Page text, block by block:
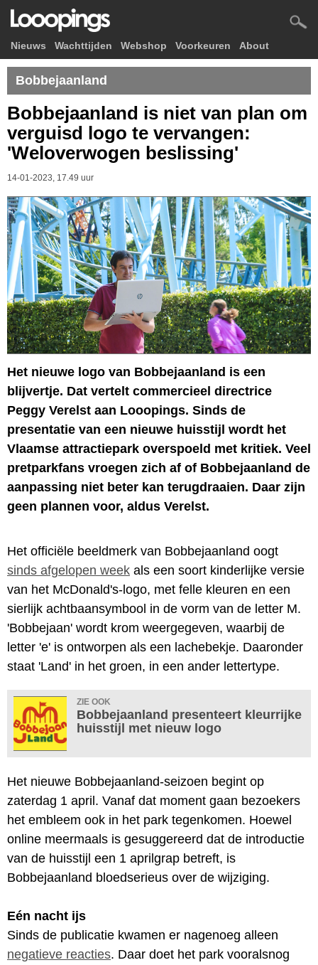
Nieuws Wachttijden Webshop Voorkeuren About
Bobbejaanland
Bobbejaanland is niet van plan om
verguisd logo te vervangen:
'Weloverwogen beslissing'
14-01-2023, 17.49 uur
Het nieuwe logo van Bobbejaanland is een
blijvertje. Dat vertelt commercieel directrice
Peggy Verelst aan Looopings. Sinds de
presentatie van een nieuwe huisstijl wordt het
Vlaamse attractiepark overspoeld met kritiek. Veel
pretparkfans vroegen zich af of Bobbejaanland de
aanpassing niet beter kan terugdraaien. Daar zijn
geen plannen voor, aldus Verelst.
Het officiële beeldmerk van Bobbejaanland oogt
sinds afgelopen week als een soort kinderlijke versie
van het McDonald's-logo, met felle kleuren en een
sierlijk achtbaansymbool in de vorm van de letter M.
'Bobbejaan' wordt krom weergegeven, waarbij de
letter 'e' is ontworpen als een lachebekje. Daaronder
staat 'Land' in het groen, in een ander lettertype.
ZIE OOK
Bobbejaanland presenteert kleurrijke
huisstijl met nieuw logo
Het nieuwe Bobbejaanland-seizoen begint op
zaterdag 1 april. Vanaf dat moment gaan bezoekers
het embleem ook in het park tegenkomen. Hoewel
online meermaals is gesuggereerd dat de introductie
van de huisstijl een 1 aprilgrap betreft, is
Bobbejaanland bloedserieus over de wijziging.
Eén nacht ijs
Sinds de publicatie kwamen er nagenoeg alleen
negatieve reacties. Daar doet het park vooralsnog